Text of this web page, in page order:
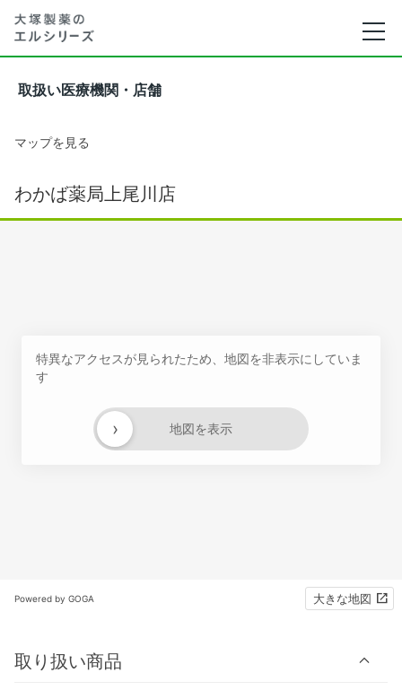
取扱い医療機関・店舗
マップを見る
わかば薬局上尾川店
特異なアクセスが見られたため、地図を非表示にしていま
す
地図を表示
›
Powered by GOGA 大きな地図
取り扱い商品